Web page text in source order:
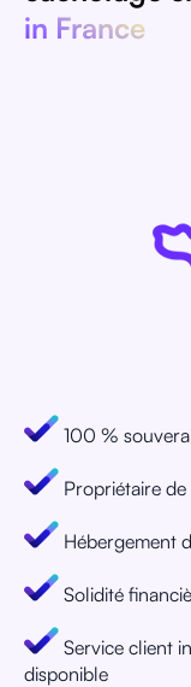
in France
100 %
Propriétaire
Hébergement
Solidité
Service client
disponible